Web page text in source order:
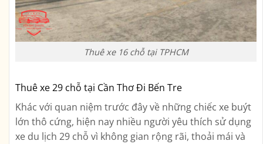
Thuê xe 16 chỗ tại TPHCM
Thuê xe 29 chỗ tại Cần Thơ Đi Bến Tre
Khác với quan niệm trước đây về những chiếc xe buýt
lớn thô cứng, hiện nay nhiều người yêu thích sử dụng
xe du lịch 29 chỗ vì không gian rộng rãi, thoải mái và